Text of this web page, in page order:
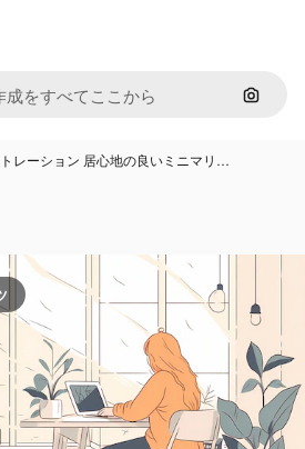
画像で
レーション 居心地の良いミニマリ…